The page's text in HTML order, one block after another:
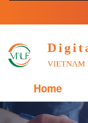
Skip
Home
Previous